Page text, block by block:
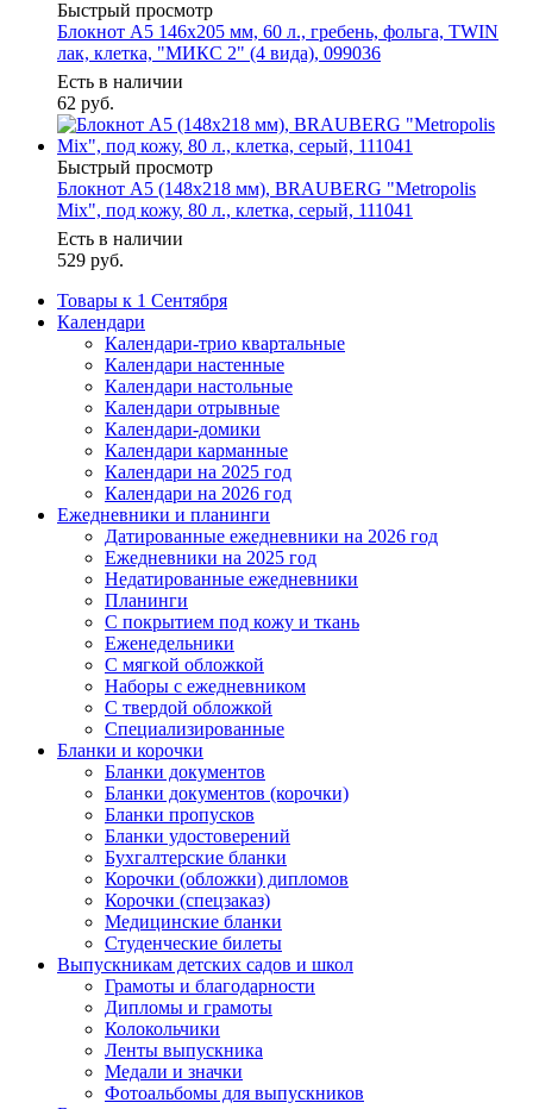
Быстрый просмотр
Блокнот А5 146х205 мм, 60 л., гребень, фольга, TWIN
лак, клетка, "МИКС 2" (4 вида), 099036
Есть в наличии
62 руб.
Быстрый просмотр
Блокнот А5 (148x218 мм), BRAUBERG "Metropolis
Mix", под кожу, 80 л., клетка, серый, 111041
Есть в наличии
529 руб.
Товары к 1 Сентября
Календари
Календари-трио квартальные
Календари настенные
Календари настольные
Календари отрывные
Календари-домики
Календари карманные
Календари на 2025 год
Календари на 2026 год
Ежедневники и планинги
Датированные ежедневники на 2026 год
Ежедневники на 2025 год
Недатированные ежедневники
Планинги
С покрытием под кожу и ткань
Еженедельники
С мягкой обложкой
Наборы с ежедневником
С твердой обложкой
Специализированные
Бланки и корочки
Бланки документов
Бланки документов (корочки)
Бланки пропусков
Бланки удостоверений
Бухгалтерские бланки
Корочки (обложки) дипломов
Корочки (спецзаказ)
Медицинские бланки
Студенческие билеты
Выпускникам детских садов и школ
Грамоты и благодарности
Дипломы и грамоты
Колокольчики
Ленты выпускника
Медали и значки
Фотоальбомы для выпускников